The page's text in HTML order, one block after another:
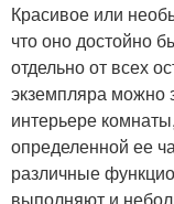
Красивое или
что оно достойно
отдельно от всех
экземпляра можно
интерьере
определенной ее
различные